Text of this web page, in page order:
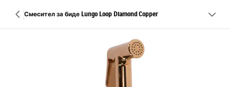
Смесител за биде Lungo Loop Diamond Copper